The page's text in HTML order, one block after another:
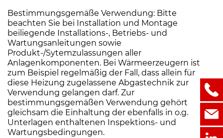
Bestimmungsgemäße Verwendung: Bitte
beachten Sie bei Installation und Montage
beiliegende Installations-, Betriebs- und
Wartungsanleitungen sowie
Produkt-/Sytemzulassungen aller
Anlagenkomponenten. Bei Wärmeerzeugern ist
zum Beispiel regelmäßig der Fall, dass allein für
diese Heizung zugelassene Abgastechnik zur
Verwendung gelangen darf. Zur
bestimmungsgemäßen Verwendung gehört
gleichsam die Einhaltung der ebenfalls in o.g.
Unterlagen enthaltenen Inspektions- und
Wartungsbedingungen.